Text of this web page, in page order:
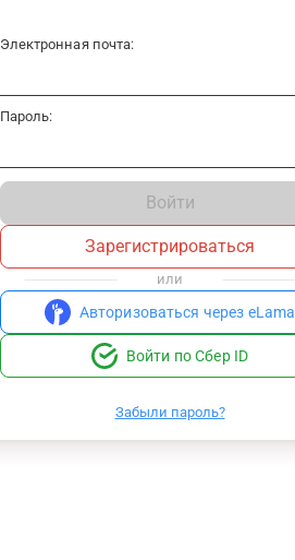
Электронная почта:
Пароль:
Войти
Зарегистрироваться
или
Авторизоваться через eLama
Войти по Сбер ID
Забыли пароль?